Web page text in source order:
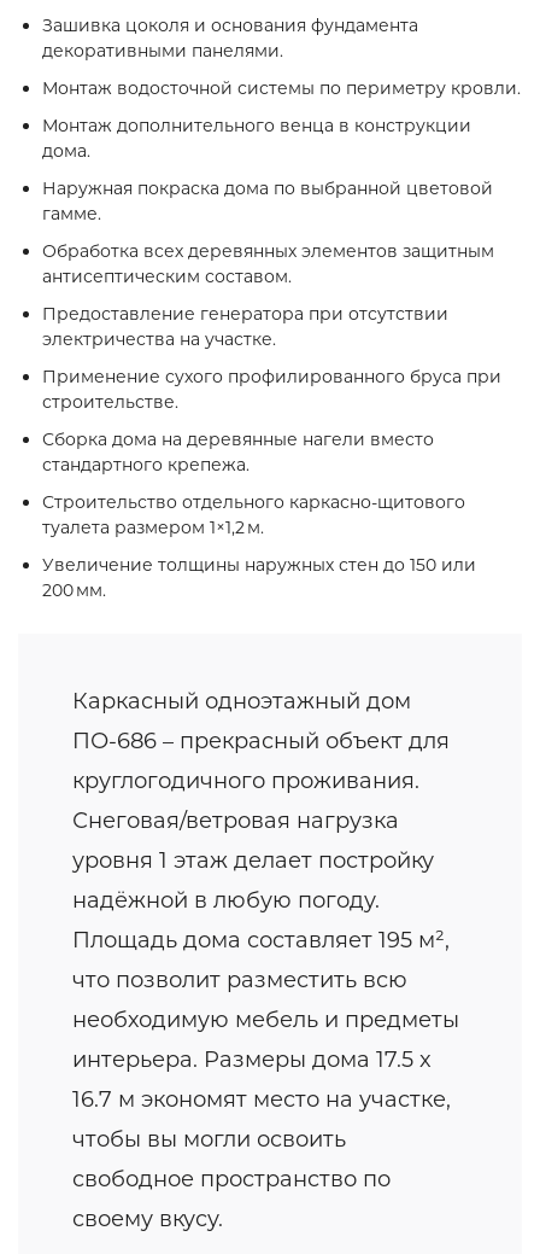
Зашивка цоколя и основания фундамента
декоративными панелями.
Монтаж водосточной системы по периметру кровли.
Монтаж дополнительного венца в конструкции
дома.
Наружная покраска дома по выбранной цветовой
гамме.
Обработка всех деревянных элементов защитным
антисептическим составом.
Предоставление генератора при отсутствии
электричества на участке.
Применение сухого профилированного бруса при
строительстве.
Сборка дома на деревянные нагели вместо
стандартного крепежа.
Строительство отдельного каркасно‑щитового
туалета размером 1×1,2 м.
Увеличение толщины наружных стен до 150 или
200 мм.
Каркасный одноэтажный дом
ПО-686 – прекрасный объект для
круглогодичного проживания.
Снеговая/ветровая нагрузка
уровня 1 этаж делает постройку
надёжной в любую погоду.
Площадь дома составляет 195 м²,
что позволит разместить всю
необходимую мебель и предметы
интерьера. Размеры дома 17.5 x
16.7 м экономят место на участке,
чтобы вы могли освоить
свободное пространство по
своему вкусу.